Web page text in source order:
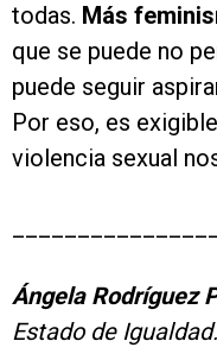
todas. Más
que se puede no
puede seguir
Por eso, es
violencia sexual
Ángela Rodríguez
Estado de Igualdad.